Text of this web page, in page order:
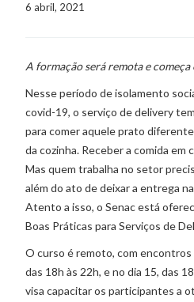
6 abril, 2021
A formação será remota e começa
Nesse período de isolamento
covid-19, o serviço de delivery
para comer aquele prato
da cozinha. Receber a comida em
Mas quem trabalha no setor
além do ato de deixar a entrega
Atento a isso, o Senac está
Boas Práticas para Serviços de
O curso é remoto, com encontros
das 18h às 22h, e no dia 15, das
visa capacitar os participantes a